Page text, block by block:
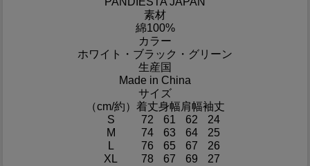
素材
綿100%
カラー
ホワイト・ブラック・グリーン
生産国
Made in China
サイズ
（cm/約） 着丈身幅肩幅袖丈
S
72 61 62
24
M
74 63 64
25
L
76 65 67
26
XL
78 67 69 27